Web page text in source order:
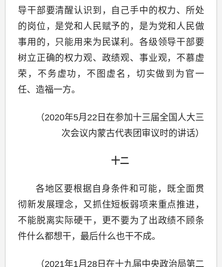
导干部要清醒认识到，自己手中的权力、所处
的岗位，是党和人民赋予的，是为党和人民做
事用的，只能用来为民谋利。各级领导干部要
树立正确的权力观、政绩观、事业观，不慕虚
荣，不务虚功，不图虚名，切实做到为官一
任、造福一方。
（2020年5月22日在参加十三届全国人大三
次会议内蒙古代表团审议时的讲话）
十二
各地区要根据自身条件和可能，既全面贯
彻新发展理念，又抓住短板弱项来重点推进，
不能脱离实际硬干，更不要为了出政绩不顾条
件什么都想干，最后什么也干不成。
（2021年1月28日在十九届中央政治局第二